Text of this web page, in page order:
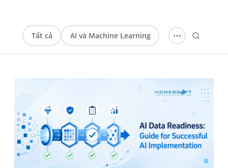
Tất cả AI và Machine Learning
Phát triển phần mềm
Công nghệ Gia Công Phần Mềm
Hướng dẫn thực tiễn
Phát triển mobile Bảo mật
Kỹ thuật Y tế
Phương pháp luận Blockchain